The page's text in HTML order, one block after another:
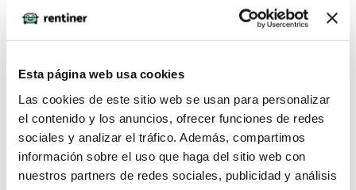
Esta página web usa cookies
Las cookies de este sitio web se usan para personalizar
el contenido y los anuncios, ofrecer funciones de redes
sociales y analizar el tráfico. Además, compartimos
información sobre el uso que haga del sitio web con
nuestros partners de redes sociales, publicidad y análisis
¿Cómo contratar un renting
para un VOLKSWAGEN T-
CROSS?